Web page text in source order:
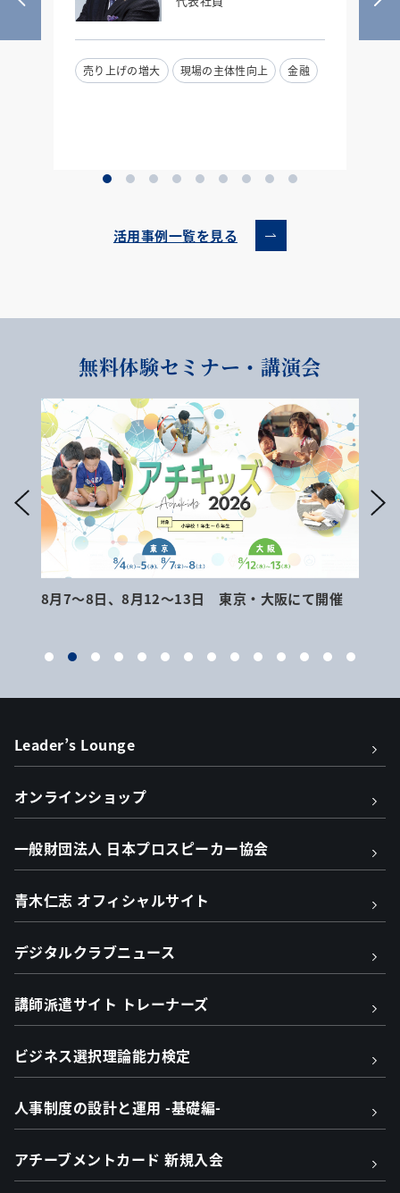
売り上げの増大 現場の主体性向上 金融
活用事例一覧を見る
無料体験セミナー・講演会
8月7～8日、8月12～13日 東京・大阪にて開催
Leader’s Lounge
オンラインショップ
一般財団法人 日本プロスピーカー協会
青木仁志 オフィシャルサイト
デジタルクラブニュース
講師派遣サイト トレーナーズ
ビジネス選択理論能力検定
人事制度の設計と運用 -基礎編-
アチーブメントカード 新規入会